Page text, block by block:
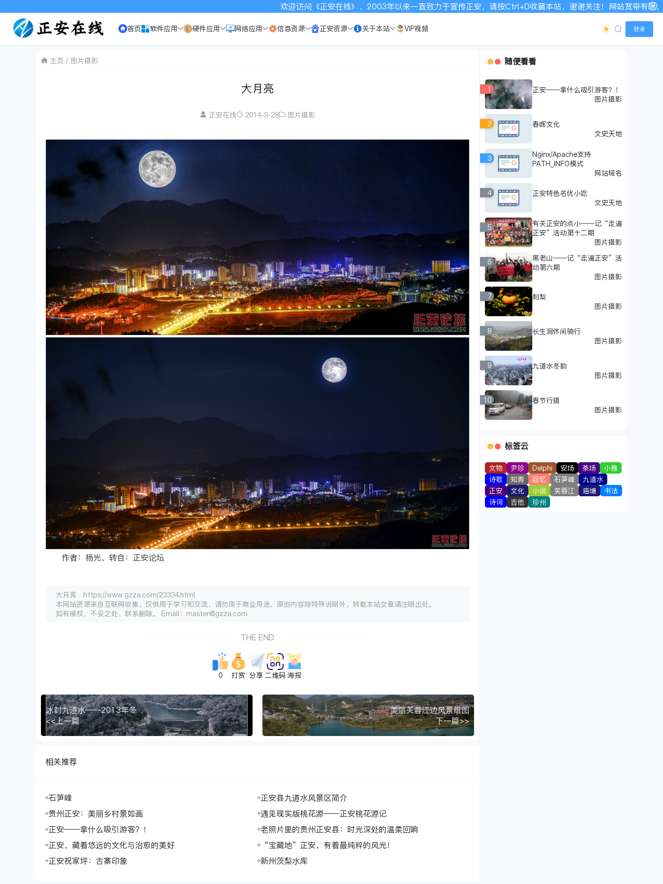
欢迎访问《正安在线》，2003年以来一直致力于宣传正安，请按Ctrl+D收藏本站，谢谢关注！网站宽带有限，如显示不
首页 软件应用 硬件应用 网络应用 信息资源 正安资源 关于本站 VIP视频 登录
主页 图片摄影
大月亮
正安在线 2014-9-28 图片摄影
作者：杨光，转自：正安论坛
大月亮 https://www.gzza.com/23334.html
本网站资源来自互联网收集，仅供用于学习和交流，请勿用于商业用途。原创内容除特殊说明外，转载本站文章请注明出处。
如有侵权、不妥之处，联系删除。 Email：master@gzza.com
THE END
0 打赏 分享 二维码 海报
冰封九道水——2013年冬
<<上一篇
美丽芙蓉江边风景组图
下一篇>>
相关推荐
石笋峰
正安县九道水风景区简介
贵州正安：美丽乡村景如画
遇见现实版桃花源——正安桃花源记
正安——拿什么吸引游客？！
老照片里的贵州正安县：时光深处的温柔回响
正安，藏着悠远的文化与治愈的美好
“宝藏地”正安，有着最纯粹的风光！
正安祝家坪：古寨印象
新州茨梨水库
随便看看
1
正安——拿什么吸引游客？！
图片摄影
2
春晖文化
文史天地
3
Nginx/Apache支持
PATH_INFO模式
网站域名
4
正安特色名优小吃
文史天地
5
有关正安的点小——记“走遍
正安”活动第十二期
图片摄影
6
黑老山——记“走遍正安”活
动第六期
图片摄影
7
刺梨
图片摄影
8
长生洞休闲骑行
图片摄影
9
九道水冬韵
图片摄影
10
春节行摄
图片摄影
标签云
文物 尹珍 Delphi 安场 茶场
小雅
诗歌
知青 回忆 石笋峰
九道水
正安
文化 小说 芙蓉江 庙塘
书法
诗词
吉他 珍州